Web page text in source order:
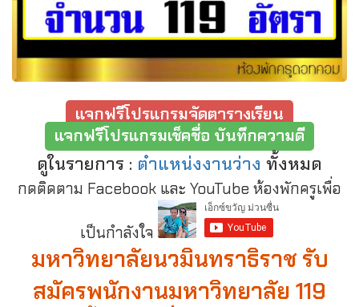
แจกฟรีโปรแกรมจัดตารางเรียน
แจกฟรีโปรแกรมเช็คชื่อ บันทึกความดี
ดูในรายการ : ตำแหน่งงานว่าง ทั้งหมด
กดติดตาม Facebook และ YouTube ห้องพักครูเพื่อ
เป็นกำลังใจ
มหาวิทยาลัยนวมินทราธิราช รับ
สมัครพนักงานมหาวิทยาลัย 119